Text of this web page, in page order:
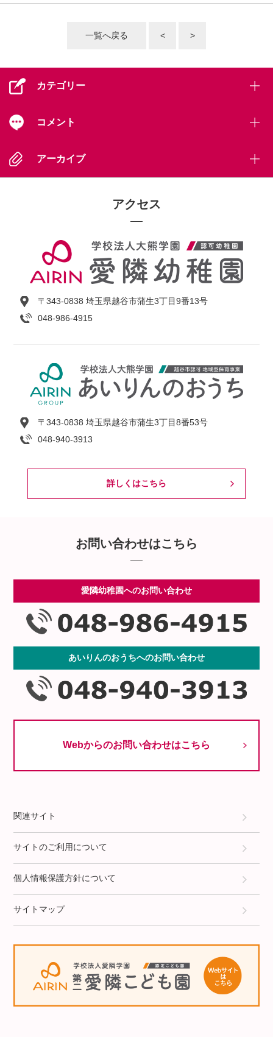
一覧へ戻る < >
カテゴリー
コメント
アーカイブ
アクセス
〒343-0838 埼玉県越谷市蒲生3丁目9番13号
048-986-4915
〒343-0838 埼玉県越谷市蒲生3丁目8番53号
048-940-3913
詳しくはこちら
お問い合わせはこちら
愛隣幼稚園へのお問い合わせ
あいりんのおうちへのお問い合わせ
Webからのお問い合わせはこちら
関連サイト
サイトのご利用について
個人情報保護方針について
サイトマップ